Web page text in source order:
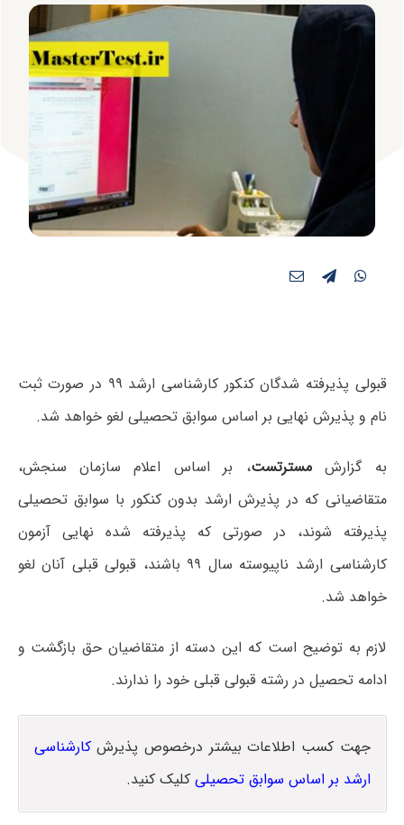
قبولی پذیرفته شدگان کنکور کارشناسی ارشد ۹۹ در صورت ثبت
نام و پذیرش نهایی بر اساس سوابق تحصیلی لغو خواهد شد.
به گزارشمسترتست، بر اساس اعلام سازمان سنجش،
متقاضیانی که در پذیرش ارشد بدون کنکور با سوابق تحصیلی
پذیرفته شوند، در صورتی که پذیرفته شده نهایی آزمون
کارشناسی ارشد ناپیوسته سال ۹۹ باشند، قبولی قبلی آنان لغو
خواهد شد.
لازم به توضیح است که این دسته از متقاضیان حق بازگشت و
ادامه تحصیل در رشته قبولی قبلی خود را ندارند.
جهت کسب اطلاعات بیشتر درخصوص پذیرش کارشناسی
ارشد بر اساس سوابق تحصیلی کلیک کنید.